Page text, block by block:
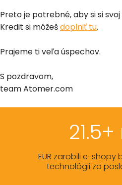
Preto je potrebné, aby si si
Kredit si môžešdoplniť tu.
Prajeme ti veľa úspechov.
S pozdravom,
team Atomer.com
EUR zarobili e-shopy
technológii za